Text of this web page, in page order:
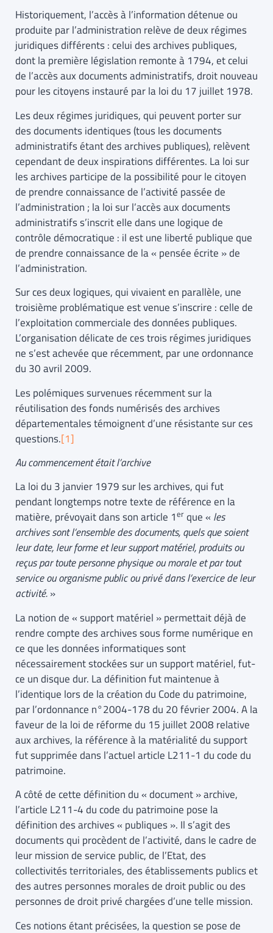
Historiquement, l’accès à l’information détenue ou
produite par l’administration relève de deux régimes
juridiques différents : celui des archives publiques,
dont la première législation remonte à 1794, et celui
de l’accès aux documents administratifs, droit nouveau
pour les citoyens instauré par la loi du 17 juillet 1978.
Les deux régimes juridiques, qui peuvent porter sur
des documents identiques (tous les documents
administratifs étant des archives publiques), relèvent
cependant de deux inspirations différentes. La loi sur
les archives participe de la possibilité pour le citoyen
de prendre connaissance de l’activité passée de
l’administration ; la loi sur l’accès aux documents
administratifs s’inscrit elle dans une logique de
contrôle démocratique : il est une liberté publique que
de prendre connaissance de la « pensée écrite » de
l’administration.
Sur ces deux logiques, qui vivaient en parallèle, une
troisième problématique est venue s’inscrire : celle de
l’exploitation commerciale des données publiques.
L’organisation délicate de ces trois régimes juridiques
ne s’est achevée que récemment, par une ordonnance
du 30 avril 2009.
Les polémiques survenues récemment sur la
réutilisation des fonds numérisés des archives
départementales témoignent d’une résistante sur ces
questions.[1]
Au commencement était l’archive
La loi du 3 janvier 1979 sur les archives, qui fut
pendant longtemps notre texte de référence en la
matière, prévoyait dans son article 1er que « les
archives sont l’ensemble des documents, quels que soient
leur date, leur forme et leur support matériel, produits ou
reçus par toute personne physique ou morale et par tout
service ou organisme public ou privé dans l’exercice de leur
activité.»
La notion de « support matériel » permettait déjà de
rendre compte des archives sous forme numérique en
ce que les données informatiques sont
nécessairement stockées sur un support matériel, fut-
ce un disque dur. La définition fut maintenue à
l’identique lors de la création du Code du patrimoine,
par l’ordonnance n°2004-178 du 20 février 2004. A la
faveur de la loi de réforme du 15 juillet 2008 relative
aux archives, la référence à la matérialité du support
fut supprimée dans l’actuel article L211-1 du code du
patrimoine.
A côté de cette définition du « document » archive,
l’article L211-4 du code du patrimoine pose la
définition des archives « publiques ». Il s’agit des
documents qui procèdent de l’activité, dans le cadre de
leur mission de service public, de l’Etat, des
collectivités territoriales, des établissements publics et
des autres personnes morales de droit public ou des
personnes de droit privé chargées d’une telle mission.
Ces notions étant précisées, la question se pose de